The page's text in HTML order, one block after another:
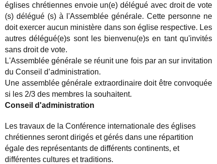
églises chrétiennes envoie un(e) dé égué avec droit de vote
(s) dé égué (s) à l'Assembl ée générale. Cette personne ne
doit exercer aucun ministère dans son église respective. Les
autres dé légué(e)s sont les bienvenu(e)s en tant qu'invités
sans droit de vote.
L'Assembl ée générale se réunit une fois par an sur invitation
du Conseil d’administration.
Une assembl ée générale extraordinaire doit être convoquée
si les 2/3 des membres la souhaitent.
Conseil d'administration
Les travaux de la Conférence internationale des églises
chrétiennes seront dirigés et gérés dans une répartition
égale des représentants de différents continents, et
différentes cultures et traditions.